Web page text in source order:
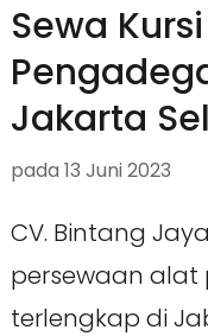
Sewa
Jakarta
pada 13 Juni 2023
CV. Bintang
persewaan alat
terlengkap di